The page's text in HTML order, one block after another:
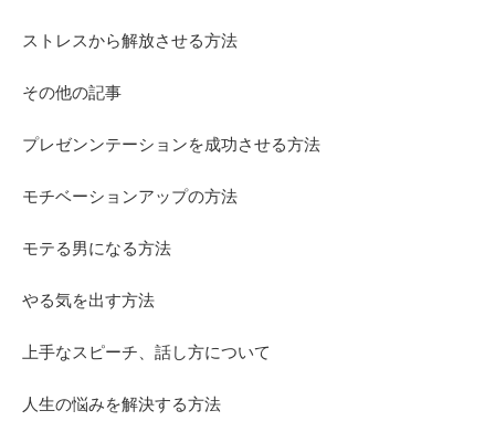
ストレスから解放させる方法
その他の記事
プレゼンンテーションを成功させる方法
モチベーションアップの方法
モテる男になる方法
やる気を出す方法
上手なスピーチ、話し方について
人生の悩みを解決する方法